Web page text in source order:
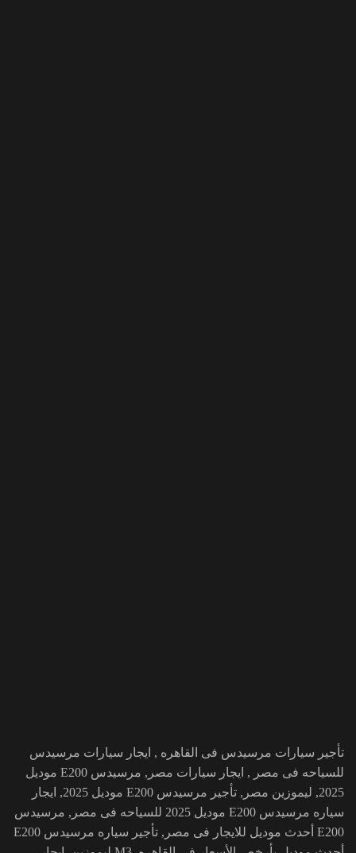
تأجير سيارات مرسيدس فى القاهره , ايجار سيارات مرسيدس
للسياحه فى مصر , ايجار سيارات مصر, مرسيدس E200 موديل
2025, ليموزين مصر, تأجير مرسيدس E200 موديل 2025, ايجار
سياره مرسيدس E200 موديل 2025 للسياحه فى مصر, مرسيدس
E200 أحدث موديل للايجار فى مصر, تأجير سياره مرسيدس E200